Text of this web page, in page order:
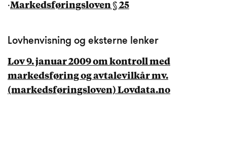
·Markedsføringsloven § 25
Lovhenvisning og eksterne lenker
Lov 9. januar 2009 om kontroll med
markedsføring og avtalevilkår mv.
(markedsføringsloven) Lovdata.no